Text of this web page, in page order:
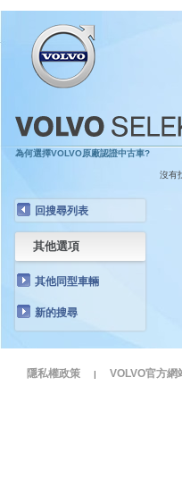
為何選擇VOLVO原廠認證中古車?
回搜尋列表
其他選項
其他同型車輛
新的搜尋
沒有
隱私權政策 | VOLVO官方網